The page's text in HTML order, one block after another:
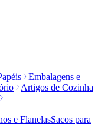
Embalagens e
Artigos de Cozinha
e FlanelasSacos para